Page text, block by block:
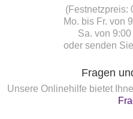
(Festnetzpreis:
Mo. bis Fr. von
Sa. von
oder senden
Fragen
Unsere Onlinehilfe bietet